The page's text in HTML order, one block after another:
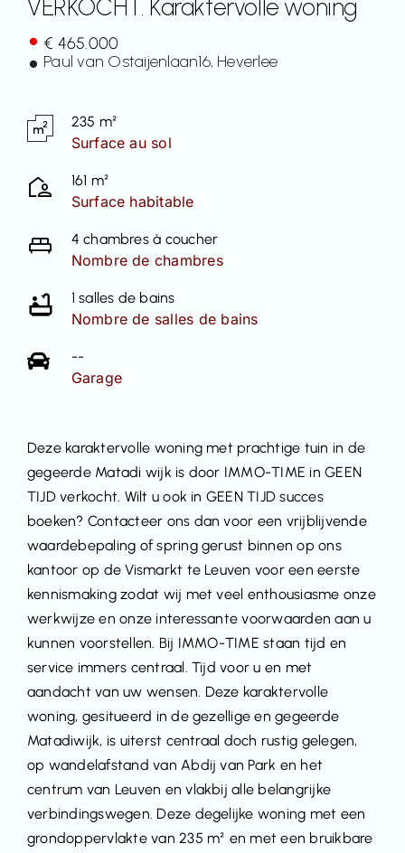
VERKOCHT. Karaktervolle woning
€ 465.000
Paul van Ostaijenlaan16, Heverlee
235 m²
Surface au sol
161 m²
Surface habitable
4 chambres à coucher
Nombre de chambres
1 salles de bains
Nombre de salles de bains
--
Garage
Deze karaktervolle woning met prachtige tuin in de
gegeerde Matadi wijk is door IMMO-TIME in GEEN
TIJD verkocht. Wilt u ook in GEEN TIJD succes
boeken? Contacteer ons dan voor een vrijblijvende
waardebepaling of spring gerust binnen op ons
kantoor op de Vismarkt te Leuven voor een eerste
kennismaking zodat wij met veel enthousiasme onze
werkwijze en onze interessante voorwaarden aan u
kunnen voorstellen. Bij IMMO-TIME staan tijd en
service immers centraal. Tijd voor u en met
aandacht van uw wensen. Deze karaktervolle
woning, gesitueerd in de gezellige en gegeerde
Matadiwijk, is uiterst centraal doch rustig gelegen,
op wandelafstand van Abdij van Park en het
centrum van Leuven en vlakbij alle belangrijke
verbindingswegen. Deze degelijke woning met een
grondoppervlakte van 235 m² en met een bruikbare